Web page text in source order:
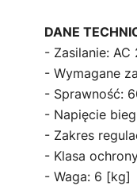
DANE
- Zasilanie:
- Wymagane
- Sprawność:
- Napięcie
- Zakres
- Klasa
- Waga: 6 [kg]